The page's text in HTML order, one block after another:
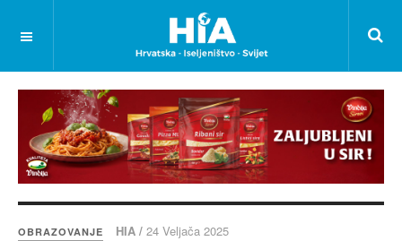
OBRAZOVANJE HIA / 24 Veljača 2025